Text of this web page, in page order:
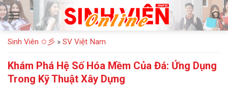
Bỏ
qua
nội
dung
Sinh Viên ✩彡 » SV Việt Nam
Khám Phá Hệ Số Hóa Mềm Của Đá: Ứng Dụng
Trong Kỹ Thuật Xây Dựng